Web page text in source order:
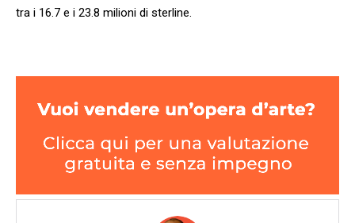
tra i 16.7 e i 23.8 milioni di sterline.